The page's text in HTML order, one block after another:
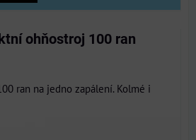
ohňostroj 100 ran
ran na jedno zapálení. Kolmé i